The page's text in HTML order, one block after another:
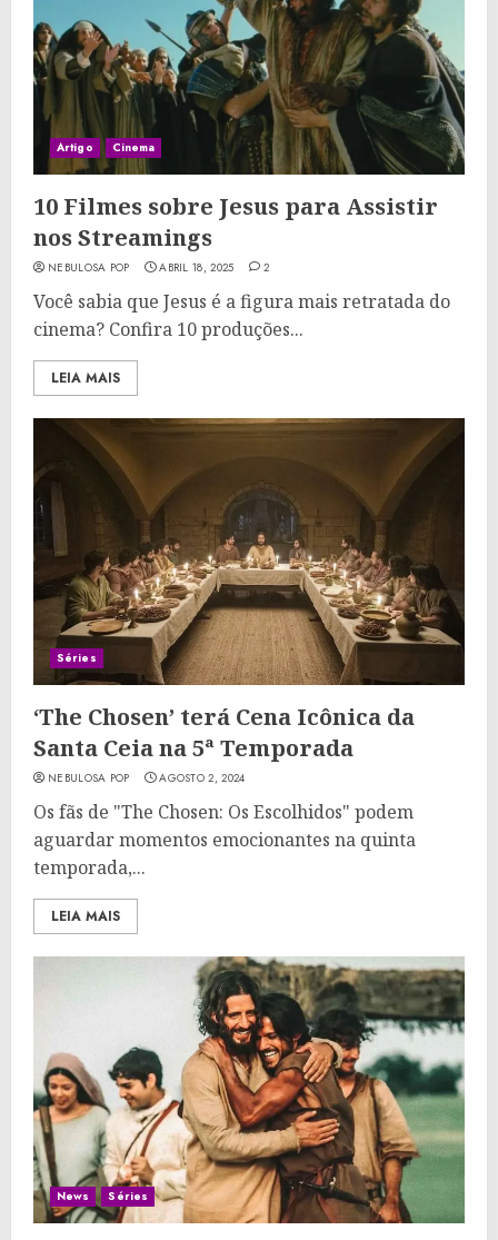
Artigo Cinema
10 Filmes sobre Jesus para Assistir
nos Streamings
NEBULOSA POP ABRIL 18, 2025 2
Você sabia que Jesus é a figura mais retratada do
cinema? Confira 10 produções...
LEIA MAIS
Séries
‘The Chosen’ terá Cena Icônica da
Santa Ceia na 5ª Temporada
NEBULOSA POP AGOSTO 2, 2024
Os fãs de "The Chosen: Os Escolhidos" podem
aguardar momentos emocionantes na quinta
temporada,...
LEIA MAIS
News Séries